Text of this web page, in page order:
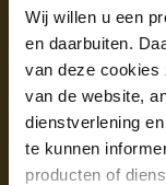
Wij willen u een
en daarbuiten.
van deze cookies
van de website,
dienstverlening
te kunnen
producten of